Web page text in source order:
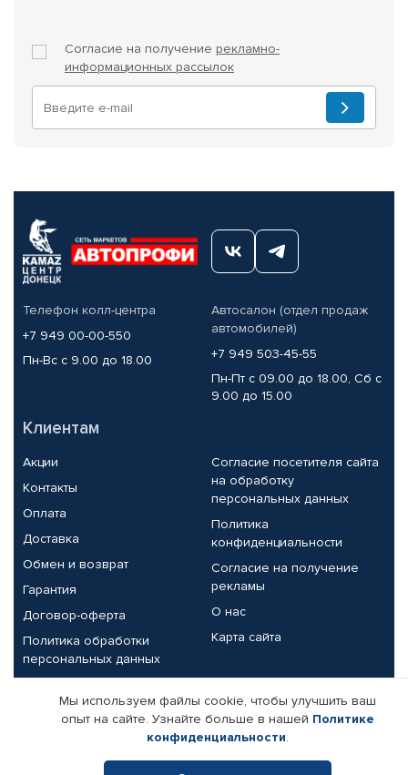
Согласие на получение рекламно-
информационных рассылок
Телефон колл-центра
+7 949 00-00-550
Пн-Вс с 9.00 до 18.00
Автосалон (отдел продаж
автомобилей)
+7 949 503-45-55
Пн-Пт с 09.00 до 18.00, Сб с
9.00 до 15.00
Клиентам
Акции
Контакты
Оплата
Доставка
Обмен и возврат
Гарантия
Договор-оферта
Политика обработки
персональных данных
Согласие посетителя сайта
на обработку
персональных данных
Политика
конфиденциальности
Согласие на получение
рекламы
О нас
Карта сайта
Партнерам
Корпоративным клиентам
Поставщикам
Реквизиты компании
Мы используем файлы cookie, чтобы улучшить ваш
опыт на сайте. Узнайте больше в нашей Политике
конфиденциальности.